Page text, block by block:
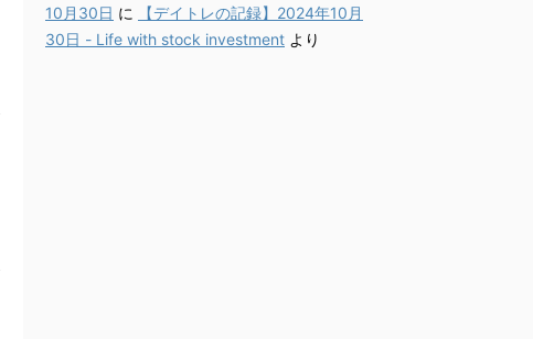
10月30日 に
【デイトレの記録】2024年10月
30日 - Life with stock investment より